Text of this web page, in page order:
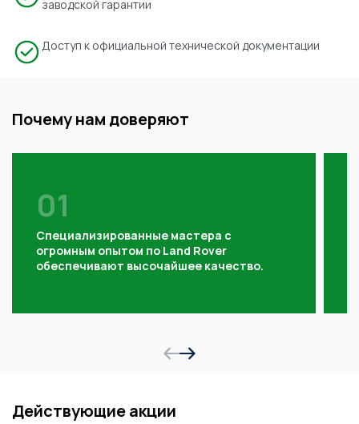
заводской гарантии
Доступ к официальной технической документации
Почему нам доверяют
01
Специализированные мастера с
огромным опытом по Land Rover
обеспечивают высочайшее качество.
Действующие акции